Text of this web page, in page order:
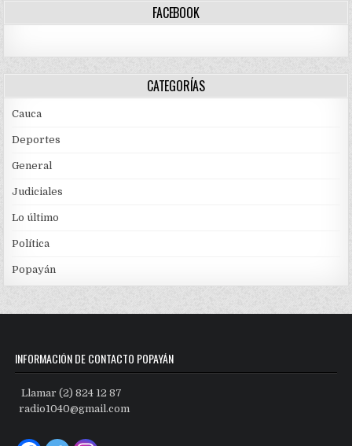
FACEBOOK
CATEGORÍAS
Cauca
Deportes
General
Judiciales
Lo último
Política
Popayán
INFORMACIÓN DE CONTACTO POPAYÁN
Llamar (2) 824 12 87
radio1040@gmail.com